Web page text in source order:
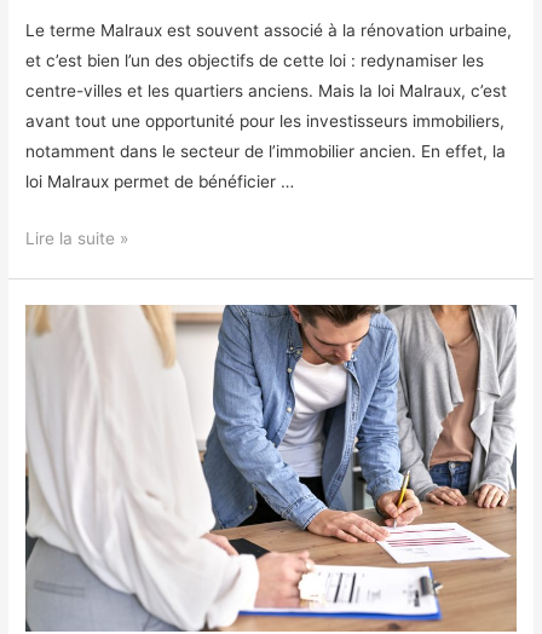
Le terme Malraux est souvent associé à la rénovation urbaine,
et c’est bien l’un des objectifs de cette loi : redynamiser les
centre-villes et les quartiers anciens. Mais la loi Malraux, c’est
avant tout une opportunité pour les investisseurs immobiliers,
notamment dans le secteur de l’immobilier ancien. En effet, la
loi Malraux permet de bénéficier …
La
investir
dans
l’immobilier
ancien
Lire la suite »